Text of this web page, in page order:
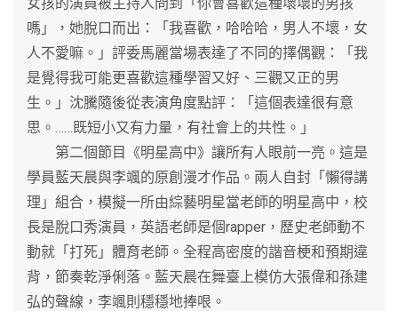
嗎」，她脫口而出：「我喜歡，哈哈哈，男人不壞，女
人不愛嘛。」評委馬麗當場表達了不同的擇偶觀：「我
是覺得我可能更喜歡這種學習又好、三觀又正的男
生。」沈騰隨後從表演角度點評：「這個表達很有意
思。……既短小又有力量，有社會上的共性。」
第二個節目《明星高中》讓所有人眼前一亮。這是
學員藍天晨與李颯的原創漫才作品。兩人自封「懶得講
理」組合，模擬一所由綜藝明星當老師的明星高中，校
長是脫口秀演員，英語老師是個rapper，歷史老師動不
動就「打死」體育老師。全程高密度的諧音梗和預期違
背，節奏乾淨俐落。藍天晨在舞臺上模仿大張偉和孫建
弘的聲線，李颯則穩穩地捧哏。